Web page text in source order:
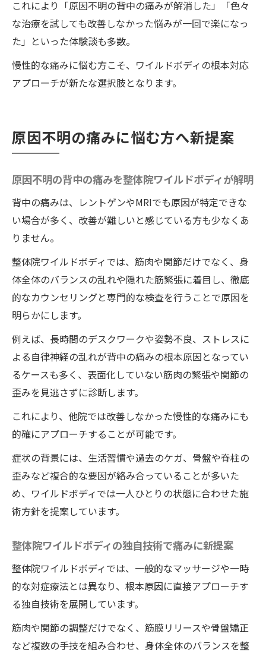
これにより「原因不明の背中の痛みが解消した」「色々
な治療を試しても改善しなかった悩みが一回で楽になっ
た」といった体験談も多数。
慢性的な痛みに悩む方こそ、ワイルドボディの根本対応
アプローチが新たな選択肢となります。
原因不明の痛みに悩む方へ新提案
原因不明の背中の痛みを整体院ワイルドボディが解明
背中の痛みは、レントゲンやMRIでも原因が特定できな
い場合が多く、改善が難しいと感じている方も少なくあ
りません。
整体院ワイルドボディでは、筋肉や関節だけでなく、身
体全体のバランスの乱れや隠れた筋緊張に着目し、徹底
的なカウンセリングと専門的な検査を行うことで原因を
明らかにします。
例えば、長時間のデスクワークや姿勢不良、ストレスに
よる自律神経の乱れが背中の痛みの根本原因となってい
るケースも多く、表面化していない筋肉の緊張や関節の
歪みを見逃さずに診断します。
これにより、他院では改善しなかった慢性的な痛みにも
的確にアプローチすることが可能です。
症状の背景には、生活習慣や過去のケガ、骨盤や脊柱の
歪みなど複合的な要因が絡み合っていることが多いた
め、ワイルドボディでは一人ひとりの状態に合わせた施
術方針を提案しています。
整体院ワイルドボディの独自技術で痛みに新提案
整体院ワイルドボディでは、一般的なマッサージや一時
的な対症療法とは異なり、根本原因に直接アプローチす
る独自技術を展開しています。
筋肉や関節の調整だけでなく、筋膜リリースや骨盤矯正
など複数の手技を組み合わせ、身体全体のバランスを整